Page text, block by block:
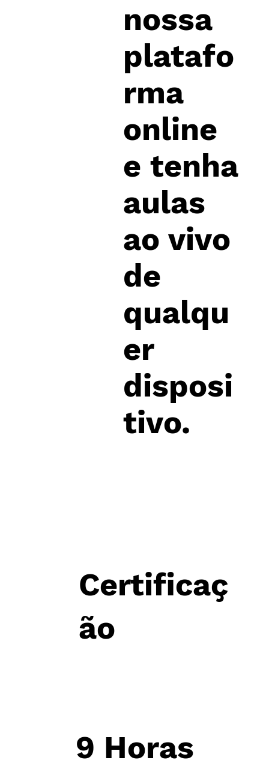
nossa
platafo
rma
online
e tenha
aulas
ao vivo
de
qualqu
er
disposi
tivo.
9 Horas
Certificaç
ão